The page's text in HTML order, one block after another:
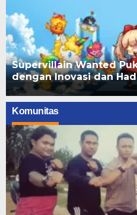
Supervillain Wanted
dengan Inovasi dan
Komunitas